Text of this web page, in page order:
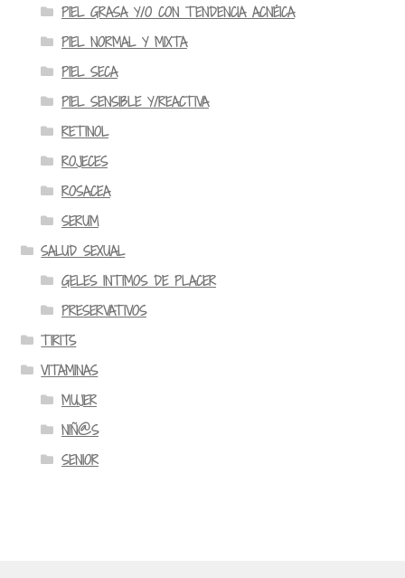
PIEL GRASA Y/O CON TENDENCIA ACNÉICA
PIEL NORMAL Y MIXTA
PIEL SECA
PIEL SENSIBLE Y/REACTIVA
RETINOL
ROJECES
ROSACEA
SERUM
SALUD SEXUAL
GELES INTIMOS DE PLACER
PRESERVATIVOS
TIRITS
VITAMINAS
MUJER
NIÑ@S
SENIOR